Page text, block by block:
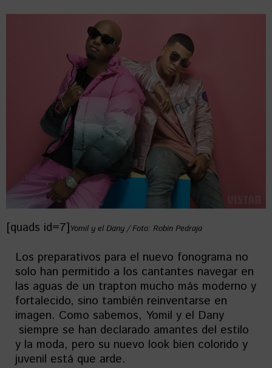
[quads id=7]Yomil y el Dany / Foto: Robin Pedraja
Los preparativos para el nuevo fonograma no
solo han permitido a los cantantes navegar en
las aguas de un trapton mucho más moderno y
fortalecido, sino también reinventarse en
imagen. Como sabemos, Yomil y el Dany
siempre se han declarado amantes del estilo
y la moda, pero su nuevo look bien colorido y
juvenil está que arde.